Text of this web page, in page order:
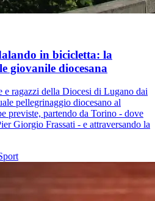
in bicicletta: la
giovanile diocesana
e ragazzi della Diocesi di Lugano dai
pellegrinaggio diocesano al
previste, partendo da Torino - dove
Giorgio Frassati - e attraversando la